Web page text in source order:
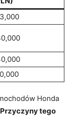
Honda
Przyczyny tego